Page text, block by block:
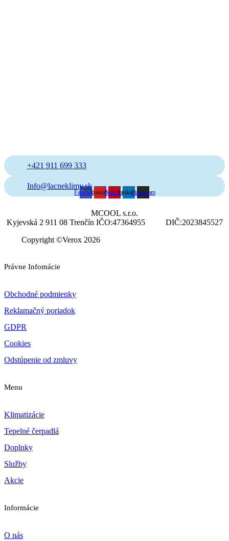
+421 911 699 333
Info@lacneklimy.sk
FacebookYoutubePinterestLinkedinInstagram
MCOOL s.r.o.
Kyjevská 2 911 08 Trenčín IČO:47364955 DIČ:2023845527
Copyright ©Verox 2026
Právne Infomácie
Obchodné podmienky
Reklamačný poriadok
GDPR
Cookies
Odstúpenie od zmluvy
Menu
Klimatizácie
Tepelné čerpadlá
Doplnky
Služby
Akcie
Informácie
O nás